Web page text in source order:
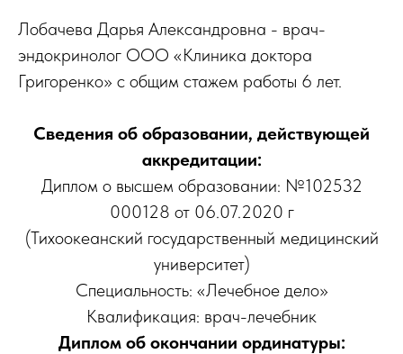
Лобачева Дарья Александровна - врач-
эндокринолог ООО «Клиника доктора
Григоренко» с общим стажем работы 6 лет.
Сведения об образовании, действующей
аккредитации:
Диплом о высшем образовании: №102532
000128 от 06.07.2020 г
(Тихоокеанский государственный медицинский
университет)
Специальность: «Лечебное дело»
Квалификация: врач-лечебник
Диплом об окончании ординатуры: